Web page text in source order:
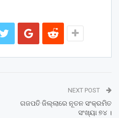
NEXT POST
ଗଜପତି ଜିଲ୍ଲାରେ ନୂତନ ସଂକ୍ରମିତ
ସଂଖ୍ୟା ୭୪ ।